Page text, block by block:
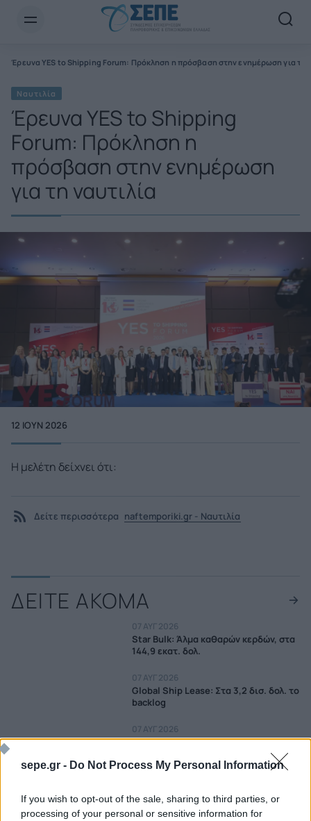
sepe.gr - Do Not Process My Personal Information
If you wish to opt-out of the sale, sharing to third parties, or
processing of your personal or sensitive information for
Έρευνα YES to Shipping Forum: Πρόκληση η πρόσβαση στην ενημέρωση για τη
Ναυτιλία
Έρευνα YES to Shipping
Forum: Πρόκληση η
πρόσβαση στην ενημέρωση
για τη ναυτιλία
12 ΙΟΥΝ 2026
Η μελέτη δείχνει ότι:
Δείτε περισσότερα naftemporiki.gr - Ναυτιλία
ΔΕΙΤΕ ΑΚΟΜΑ
07 ΑΥΓ 2026
Star Bulk: Άλμα καθαρών κερδών, στα
144,9 εκατ. δολ.
07 ΑΥΓ 2026
Global Ship Lease: Στα 3,2 δισ. δολ. το
backlog
07 ΑΥΓ 2026
Μικρή ανάσα για τις ναυτιλιακές, αλλά
Ακτοπλοΐα: Σε βαθύ... γήρας 8 στα 10
πλοία
Newsletter Email*